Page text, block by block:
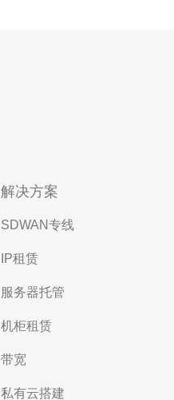
解决方案
SDWAN专线
IP租赁
服务器托管
机柜租赁
带宽
私有云搭建